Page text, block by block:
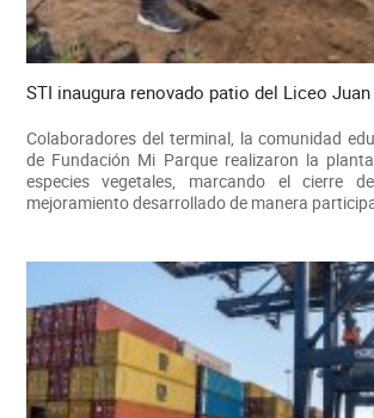
STI inaugura renovado patio del Liceo
Colaboradores del terminal, la comunidad
de Fundación Mi Parque realizaron la
especies vegetales, marcando el cierre
mejoramiento desarrollado de manera